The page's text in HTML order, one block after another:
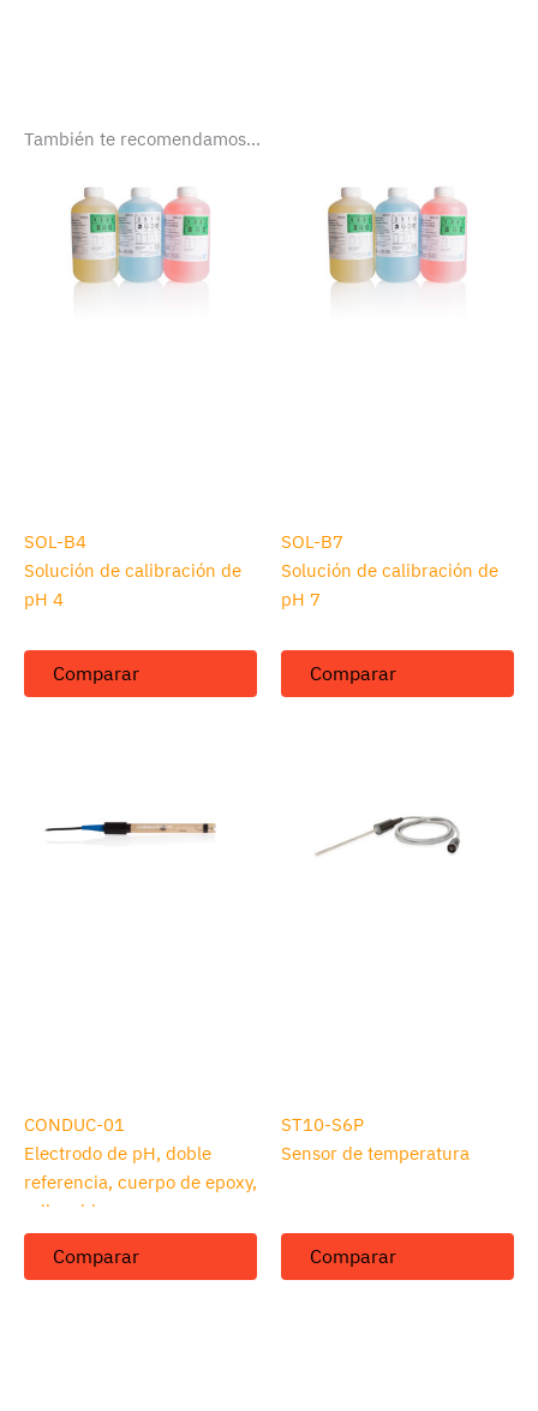
También te recomendamos…
SOL-B4
Solución de calibración de
pH 4
Comparar
SOL-B7
Solución de calibración de
pH 7
Comparar
CONDUC-01
Electrodo de pH, doble
referencia, cuerpo de epoxy,
rellenable
Comparar
ST10-S6P
Sensor de temperatura
Comparar